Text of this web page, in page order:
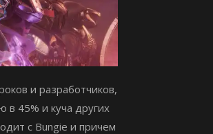
и разработчиков,
в 45% и куча других
с Bungie и причем